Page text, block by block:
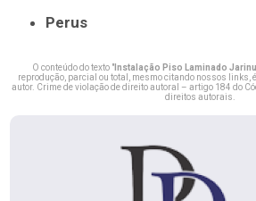
Perus
O conteúdo do texto " Instalação Piso Laminado Jarinu
reprodução, parcial ou total, mesmo citando nossos links,
autor. Crime de violação de direito autoral – artigo 184 do
direitos autorais